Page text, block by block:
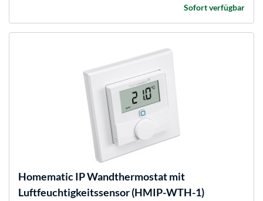
Sofort verfügbar
Homematic IPWandthermostat mit
Luftfeuchtigkeitssensor (HMIP-WTH-1)